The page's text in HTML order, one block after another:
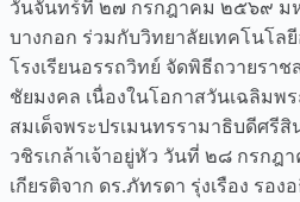
วันจันทร์ที่ ๒๗ กรกฎาคม ๒๕๖๙ ม
บางกอก ร่วมกับวิทยาลัยเทคโนโล
โรงเรียนอรรถวิทย์ จัดพิธีถวายรา
ชัยมงคล เนื่องในโอกาสวันเฉลิมพ
สมเด็จพระปรเมนทรรามาธิบดีศรี
วชิรเกล้าเจ้าอยู่หัว วันที่ ๒๘ กรกฎ
เกียรติจาก ดร.ภัทรดา รุ่งเรือง รอ